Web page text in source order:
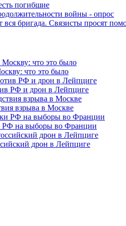
погибшие
войны - опрос
вся бригада. Связисты просят
что это было
РФ и дрон в Лейпциге
взрыва в Москве
РФ на выборы во Франции
дрон в Лейпциге